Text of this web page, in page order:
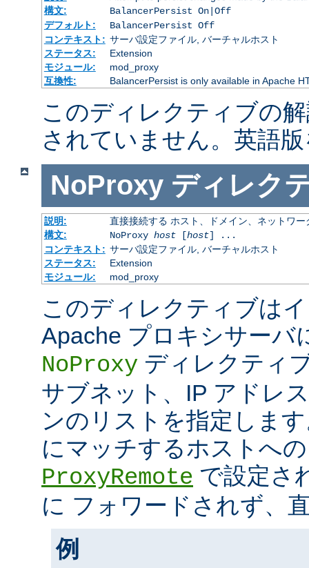
構文:
BalancerPersist On|Off
デフォルト:
BalancerPersist Off
コンテキスト: サーバ設定ファイル, バーチャルホスト
ステータス:
Extension
モジュール:
mod_proxy
互換性:
BalancerPersist is only available in Apache
このディレクティブの
されていません。英語
NoProxy ディレク
説明:
直接接続する ホスト、ドメイン、ネットワー
構文:
NoProxy host[host] ...
コンテキスト: サーバ設定ファイル, バーチャルホスト
ステータス:
Extension
モジュール:
mod_proxy
このディレクティブは
Apache プロキシサーバ
NoProxy ディレクティ
サブネット、IP アドレ
ンのリストを指定しま
にマッチするホストへ
ProxyRemote で設定さ
に フォワードされず、
例